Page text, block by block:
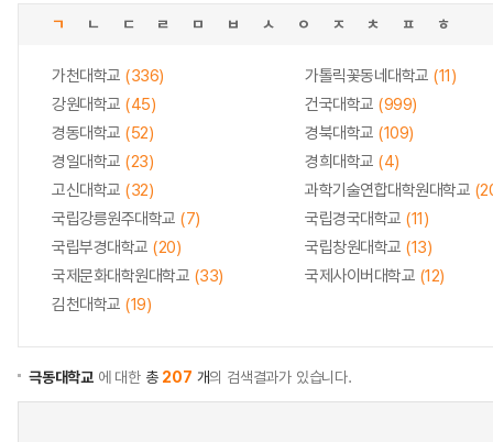
ㄱ ㄴ ㄷ ㄹ ㅁ ㅂ ㅅ ㅇ ㅈ ㅊ ㅍ ㅎ
가천대학교 (336) 가톨릭꽃동네대학교 (11)
강원대학교 (45) 건국대학교 (999)
경동대학교 (52) 경북대학교 (109)
경일대학교 (23) 경희대학교 (4)
고신대학교 (32) 과학기술연합대학원대학교
국립강릉원주대학교 (7) 국립경국대학교 (11)
국립부경대학교 (20) 국립창원대학교 (13)
국제문화대학원대학교 (33) 국제사이버대학교 (12)
김천대학교 (19)
극동대학교 에 대한 총 207 개의 검색결과가 있습니다.